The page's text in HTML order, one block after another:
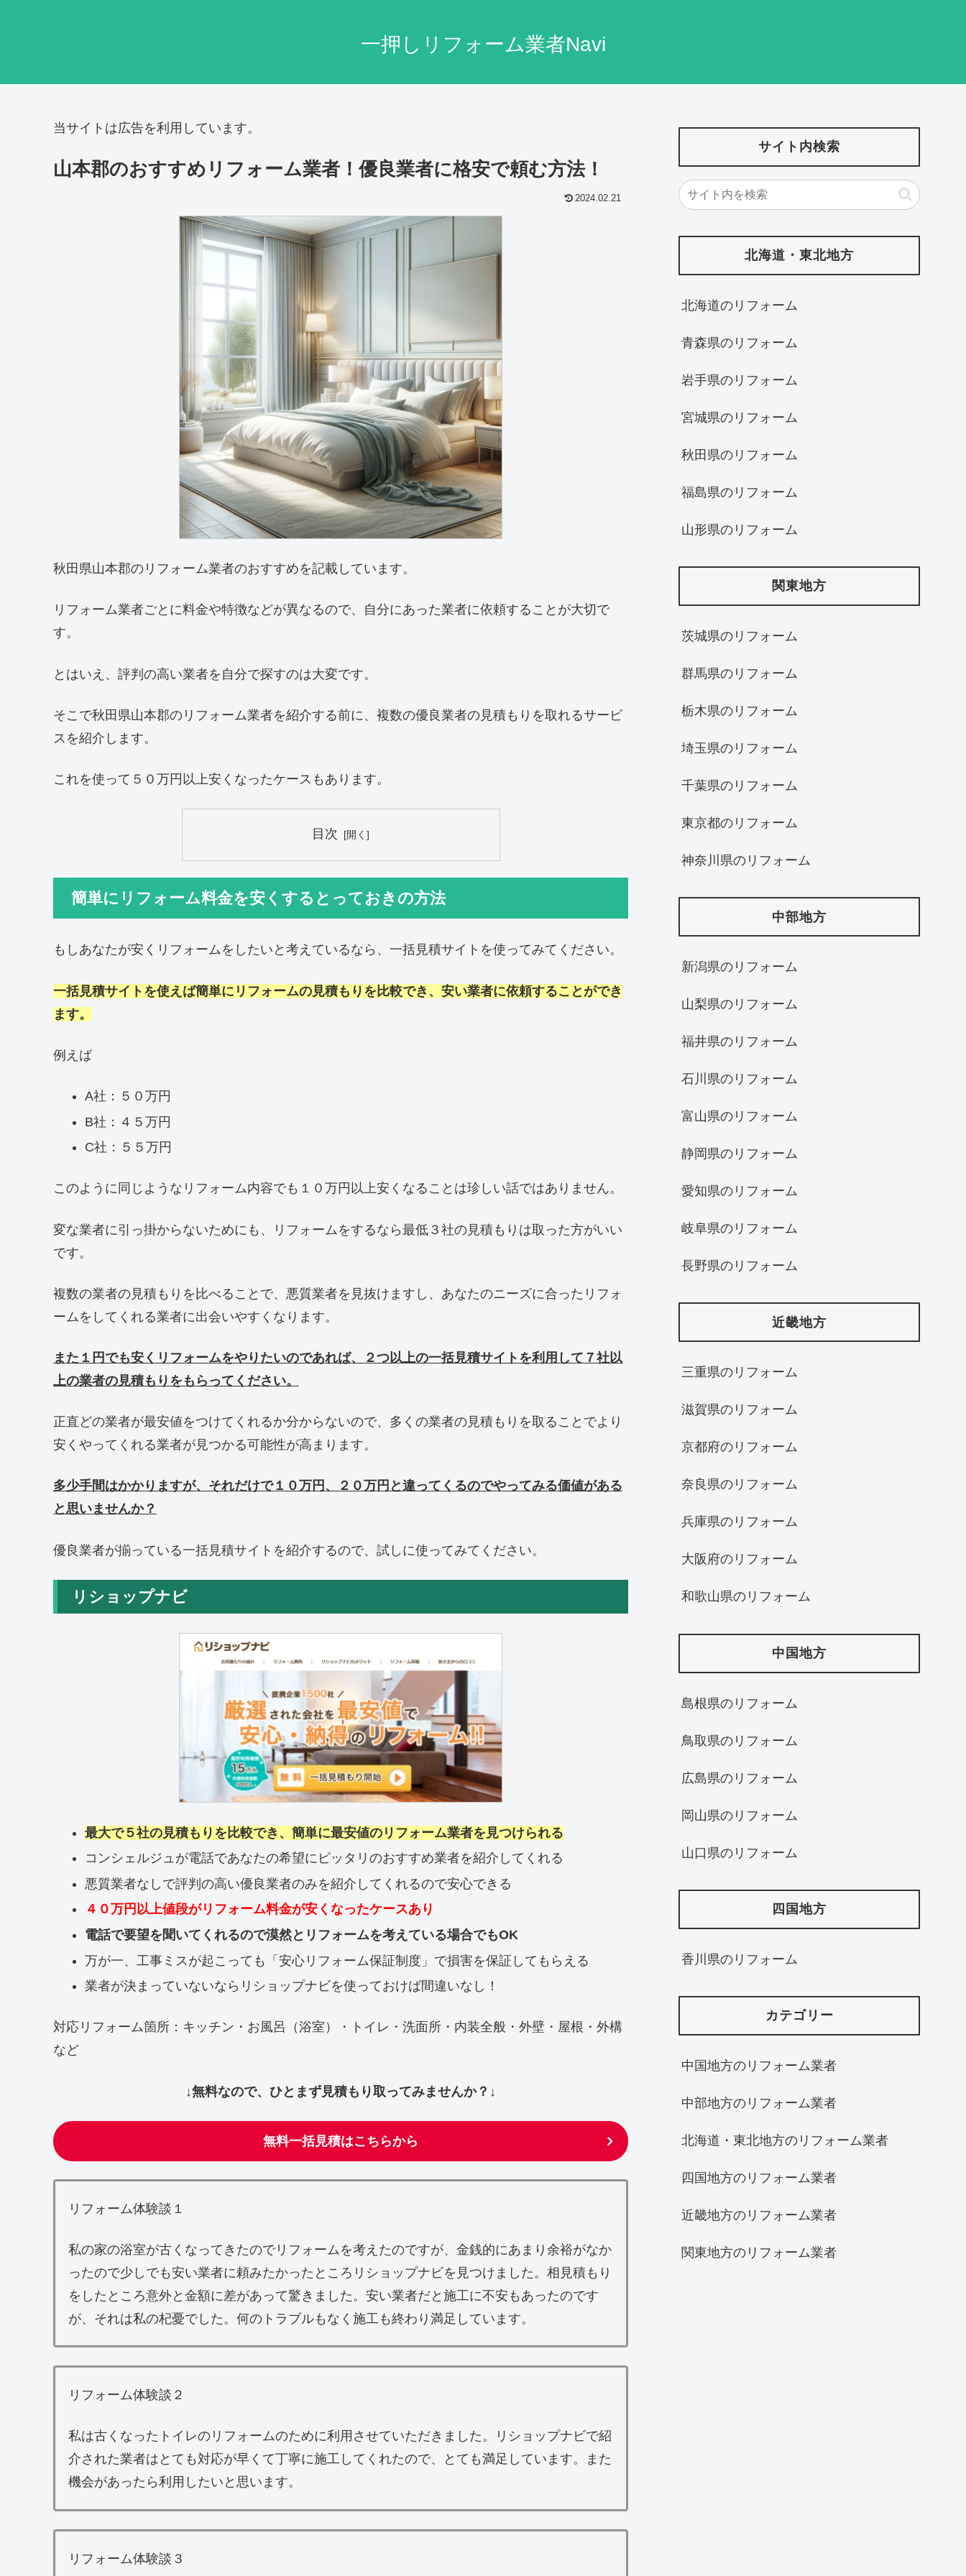
一押しリフォーム業者Navi
当サイトは広告を利用しています。
山本郡のおすすめリフォーム業者！優良業者に格安で頼む方法！
2024.02.21
秋田県山本郡のリフォーム業者のおすすめを記載しています。
リフォーム業者ごとに料金や特徴などが異なるので、自分にあった業者に依頼することが大切で
す。
とはいえ、評判の高い業者を自分で探すのは大変です。
そこで秋田県山本郡のリフォーム業者を紹介する前に、複数の優良業者の見積もりを取れるサービ
スを紹介します。
これを使って５０万円以上安くなったケースもあります。
目次
簡単にリフォーム料金を安くするとっておきの方法
もしあなたが安くリフォームをしたいと考えているなら、一括見積サイトを使ってみてください。
一括見積サイトを使えば簡単にリフォームの見積もりを比較でき、安い業者に依頼することができ
ます。
例えば
A社：５０万円
B社：４５万円
C社：５５万円
このように同じようなリフォーム内容でも１０万円以上安くなることは珍しい話ではありません。
変な業者に引っ掛からないためにも、リフォームをするなら最低３社の見積もりは取った方がいい
です。
複数の業者の見積もりを比べることで、悪質業者を見抜けますし、あなたのニーズに合ったリフォ
ームをしてくれる業者に出会いやすくなります。
また１円でも安くリフォームをやりたいのであれば、２つ以上の一括見積サイトを利用して７社以
上の業者の見積もりをもらってください。
正直どの業者が最安値をつけてくれるか分からないので、多くの業者の見積もりを取ることでより
安くやってくれる業者が見つかる可能性が高まります。
多少手間はかかりますが、それだけで１０万円、２０万円と違ってくるのでやってみる価値がある
と思いませんか？
優良業者が揃っている一括見積サイトを紹介するので、試しに使ってみてください。
リショップナビ
最大で５社の見積もりを比較でき、簡単に最安値のリフォーム業者を見つけられる
コンシェルジュが電話であなたの希望にピッタリのおすすめ業者を紹介してくれる
悪質業者なしで評判の高い優良業者のみを紹介してくれるので安心できる
４０万円以上値段がリフォーム料金が安くなったケースあり
電話で要望を聞いてくれるので漠然とリフォームを考えている場合でもOK
万が一、工事ミスが起こっても「安心リフォーム保証制度」で損害を保証してもらえる
業者が決まっていないならリショップナビを使っておけば間違いなし！
対応リフォーム箇所：キッチン・お風呂（浴室）・トイレ・洗面所・内装全般・外壁・屋根・外構
など
↓無料なので、ひとまず見積もり取ってみませんか？↓
無料一括見積はこちらから
リフォーム体験談１
私の家の浴室が古くなってきたのでリフォームを考えたのですが、金銭的にあまり余裕がなか
ったので少しでも安い業者に頼みたかったところリショップナビを見つけました。相見積もり
をしたところ意外と金額に差があって驚きました。安い業者だと施工に不安もあったのです
が、それは私の杞憂でした。何のトラブルもなく施工も終わり満足しています。
リフォーム体験談２
私は古くなったトイレのリフォームのために利用させていただきました。リショップナビで紹
介された業者はとても対応が早くて丁寧に施工してくれたので、とても満足しています。また
機会があったら利用したいと思います。
リフォーム体験談３
サイト内検索
北海道・東北地方
北海道‎のリフォーム
青森県のリフォーム
岩手県のリフォーム
宮城県のリフォーム
秋田県のリフォーム
福島県のリフォーム
山形県のリフォーム
関東地方
茨城県のリフォーム
群馬県のリフォーム
栃木県のリフォーム
埼玉県のリフォーム
千葉県のリフォーム
東京都のリフォーム
神奈川県のリフォーム
中部地方
新潟県のリフォーム
山梨県のリフォーム
福井県のリフォーム
石川県のリフォーム
富山県のリフォーム
静岡県のリフォーム
愛知県のリフォーム
岐阜県のリフォーム
長野県のリフォーム
近畿地方
三重県のリフォーム
滋賀県のリフォーム
京都府のリフォーム
奈良県のリフォーム
兵庫県のリフォーム
大阪府のリフォーム
和歌山県のリフォーム
中国地方
島根県のリフォーム
鳥取県のリフォーム
広島県のリフォーム
岡山県のリフォーム
山口県のリフォーム
四国地方
香川県のリフォーム
カテゴリー
中国地方のリフォーム業者
中部地方のリフォーム業者
北海道・東北地方のリフォーム業者
四国地方のリフォーム業者
近畿地方のリフォーム業者
関東地方のリフォーム業者